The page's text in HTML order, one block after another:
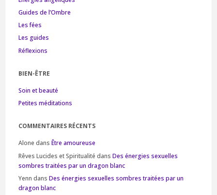
Guides de l’Ombre
Les fées
Les guides
Réflexions
BIEN-ÊTRE
Soin et beauté
Petites méditations
COMMENTAIRES RÉCENTS
Alone dans Être amoureuse
Rêves Lucides et Spiritualité dans Des énergies sexuelles
sombres traitées par un dragon blanc
Yenn dans Des énergies sexuelles sombres traitées par un
dragon blanc